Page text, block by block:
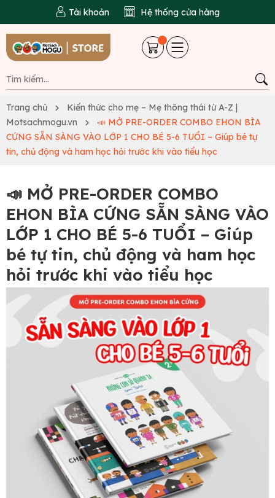
Tài khoản Hệ thống cửa hàng
Trang chủ
Kiến thức cho mẹ – Mẹ thông thái từ A-Z |
Motsachmogu.vn
📣 MỞ PRE-ORDER COMBO EHON BÌA
CỨNG SẴN SÀNG VÀO LỚP 1 CHO BÉ 5-6 TUỔI – Giúp bé tự
tin, chủ động và ham học hỏi trước khi vào tiểu học
📣 MỞ PRE-ORDER COMBO
EHON BÌA CỨNG SẴN SÀNG VÀO
LỚP 1 CHO BÉ 5-6 TUỔI – Giúp
bé tự tin, chủ động và ham học
hỏi trước khi vào tiểu học